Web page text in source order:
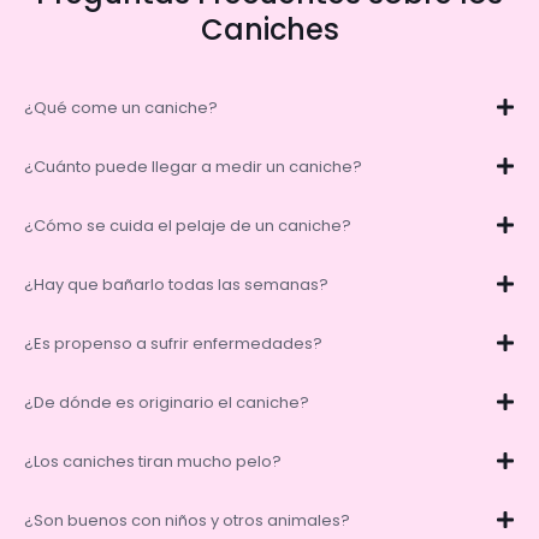
Caniches
¿Qué come un caniche?
¿Cuánto puede llegar a medir un caniche?
¿Cómo se cuida el pelaje de un caniche?
¿Hay que bañarlo todas las semanas?
¿Es propenso a sufrir enfermedades?
¿De dónde es originario el caniche?
¿Los caniches tiran mucho pelo?
¿Son buenos con niños y otros animales?